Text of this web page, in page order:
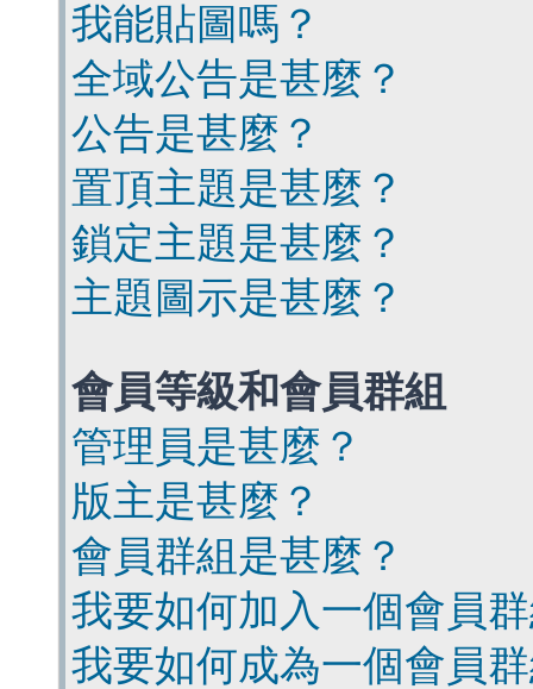
我能貼圖嗎？
全域公告是甚麼？
公告是甚麼？
置頂主題是甚麼？
鎖定主題是甚麼？
主題圖示是甚麼？
會員等級和會員群組
管理員是甚麼？
版主是甚麼？
會員群組是甚麼？
我要如何加入一個會員
我要如何成為一個會員